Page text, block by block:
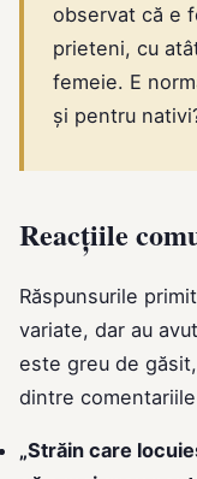
observat că e
prieteni, cu
femeie. E
și pentru
Reacțiile
Răspunsurile
variate, dar au
este greu de
dintre
„Străin care